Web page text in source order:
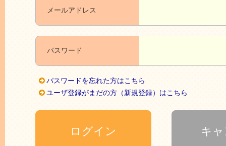
メールアドレス
パスワード
パスワードを忘れた方はこちら
ユーザ登録がまだの方（新規登録）はこちら